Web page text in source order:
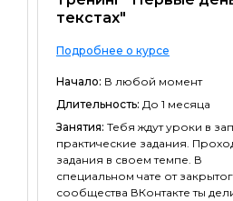
текстах"
Подробнее о курсе
Начало: В любой момент
Длительность: До 1 месяца
Занятия: Тебя ждут уроки в
практические задания.
задания в своем темпе. В
специальном чате от
сообщества ВКонтакте ты